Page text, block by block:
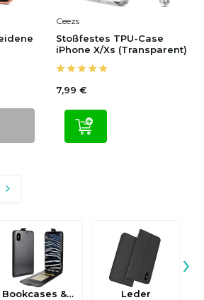
Ceezs
Stoßfestes TPU-Case
iPhone X/Xs (Transparent)
7,99 €
Bookcases & Flip Cases Leder
›